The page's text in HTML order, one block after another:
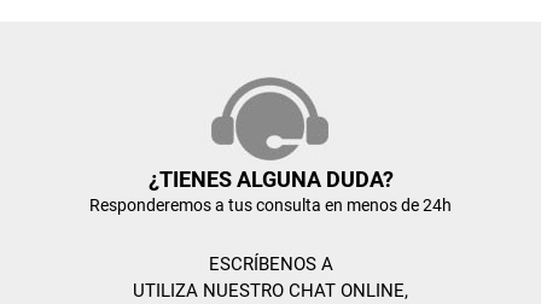
¿TIENES ALGUNA DUDA?
Responderemos a tus consulta en menos de 24h
ESCRÍBENOS A
UTILIZA NUESTRO CHAT ONLINE,